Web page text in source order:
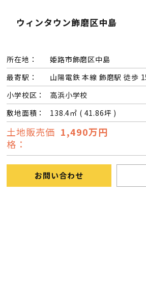
経営理念・
会社案内
スタッ
KATSUMIの
取り組み
家づくりサポート
土地の上手な探し方
ウィンタウン飾磨区中島
所在地：
姫路市飾磨区中島
最寄駅：
山陽電鉄 本線 飾磨駅 徒歩
小学校区：
高浜小学校
敷地面積：
138.4㎡ ( 41.86坪 )
土地販売価
格：
1,490万円
お問い合わせ